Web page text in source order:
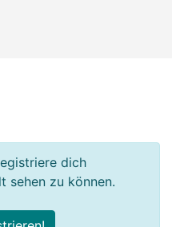
dich
sehen zu können.